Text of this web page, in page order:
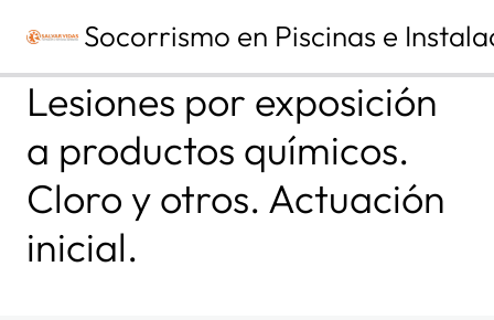
Socorrismo en Piscinas e
Lesiones por exposición
a productos químicos.
Cloro y otros. Actuación
inicial.
A
t
e
r
o
r
g
u
i
n
t
MÓDULO 1. PRIMEROS AUXILIOS
Y SOPORTE VITAL BÁSICO |
TEMA 1. FUNDAMENTOS DE
ANATOMÍA Y FISIOLOGÍA.
TERMINOLOGÍA MÉDICO-